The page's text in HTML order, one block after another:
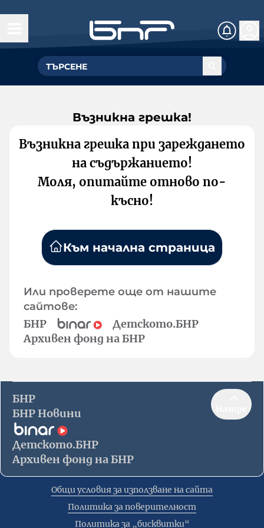
Възникна грешка!
Възникна грешка при зареждането
на съдържанието!
Моля, опитайте отново по-
късно!
Към начална страница
Или проверете още от нашите
сайтове:
БНР
Детското.БНР
Архивен фонд на БНР
БНР
БНР Новини
Детското.БНР
Архивен фонд на БНР
Общи условия за използване на сайта
Политика за поверителност
Политика за „бисквитки“